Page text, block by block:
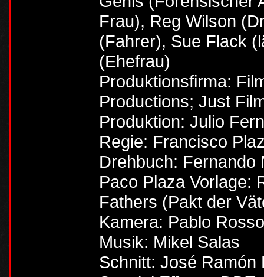
Frau), Reg Wilson
(Fahrer), Sue Flack
(Ehefrau)
Produktionsfirma:
Productions; Just
Produktion: Julio
Regie: Francisco
Drehbuch: Fernando
Paco Plaza Vorlage:
Fathers (Pakt der
Kamera: Pablo Rosso
Musik: Mikel Salas
Schnitt: José Ramón